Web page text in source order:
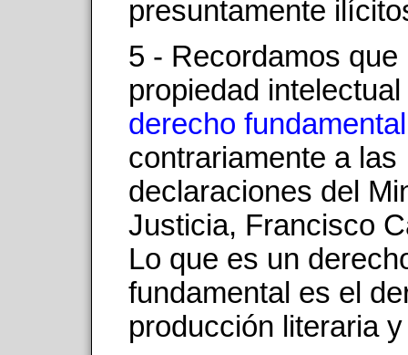
presuntamente
5 - Recordamos que
propiedad intelectual
derecho fundamental
contrariamente a las
declaraciones del
Justicia, Francisco
Lo que es un
fundamental es el
producción literaria